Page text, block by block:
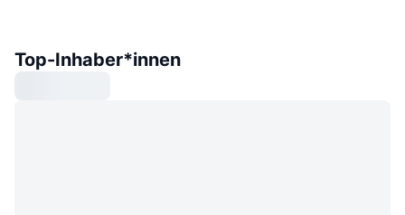
Top-Inhaber*innen